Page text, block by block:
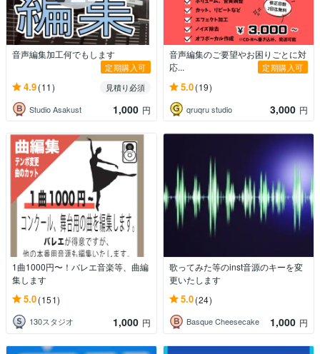
音声編集加工何でもします
定期購入可
4.9(11)
見積り必須
Studio Asakust
1,000 円
音声編集のご要望やお困りごとに対
応...
定期購入可
5.0(19)
qruqru studio 3,000 円
1曲1000円〜！バレエ音楽等、曲編
集します
5.0(151)
130スタジオ 1,000 円
歌ってみた等のinst音源のキーを変
更いたします
5.0(24)
Basque Cheesecake 1,000 円